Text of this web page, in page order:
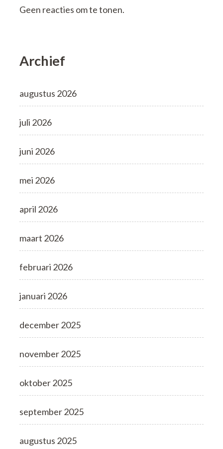
Geen reacties om te tonen.
Archief
augustus 2026
juli 2026
juni 2026
mei 2026
april 2026
maart 2026
februari 2026
januari 2026
december 2025
november 2025
oktober 2025
september 2025
augustus 2025